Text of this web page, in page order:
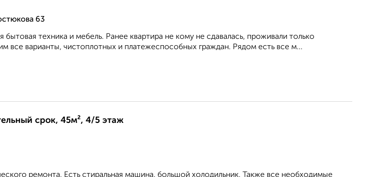
63
техника и мебель. Ранее квартира не кому не сдавалась, проживали только
все варианты, чистоплотных и платежеспособных граждан. Рядом есть все м...
срок, 45м², 4/5 этаж
ремонта. Есть стиральная машина, большой холодильник. Также все необходимые